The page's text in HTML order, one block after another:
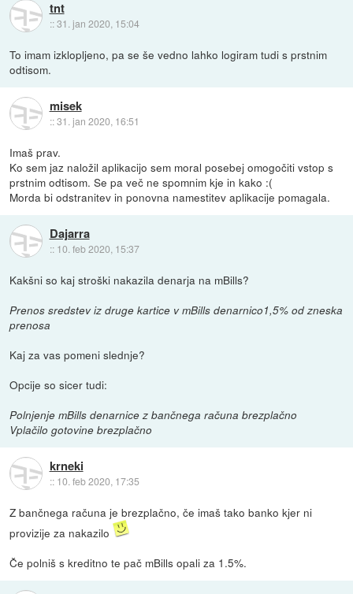
tnt
::31. jan 2020, 15:04
To imam izklopljeno, pa se še vedno lahko logiram tudi s prstnim
odtisom.
misek
::31. jan 2020, 16:51
Imaš prav.
Ko sem jaz naložil aplikacijo sem moral posebej omogočiti vstop s
prstnim odtisom. Se pa več ne spomnim kje in kako :(
Morda bi odstranitev in ponovna namestitev aplikacije pomagala.
Dajarra
:: 10. feb 2020, 15:37
Kakšni so kaj stroški nakazila denarja na mBills?
Prenos sredstev iz druge kartice v mBills denarnico1,5% od zneska
prenosa
Kaj za vas pomeni slednje?
Opcije so sicer tudi:
Polnjenje mBills denarnice z bančnega računa brezplačno
Vplačilo gotovine brezplačno
krneki
:: 10. feb 2020, 17:35
Z bančnega računa je brezplačno, če imaš tako banko kjer ni
provizije za nakazilo
Če polniš s kreditno te pač mBills opali za 1.5%.